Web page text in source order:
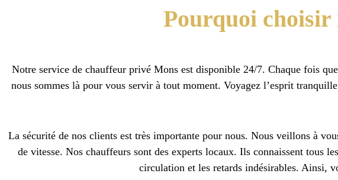
Pourquoi
Notre service de chauffeur privé Mons est disponible 24/7. Chaque fois
nous sommes là pour vous servir à tout moment. Voyagez l’esprit
La sécurité de nos clients est très importante pour nous. Nous veillons à
de vitesse. Nos chauffeurs sont des experts locaux. Ils connaissent tous
circulation et les retards indésirables. Ainsi,